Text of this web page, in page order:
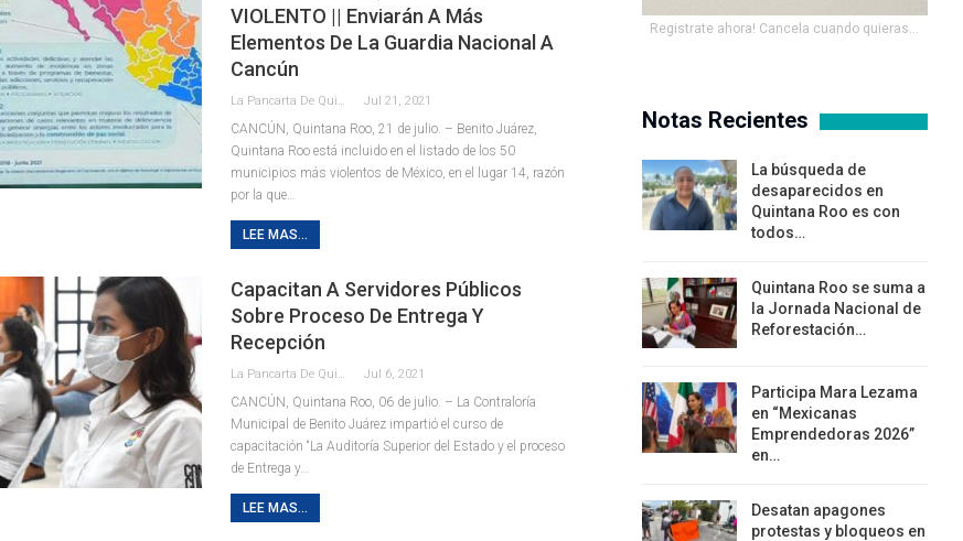
VIOLENTO || Enviarán A Más
Elementos De La Guardia Nacional A
Cancún
Jul 21, 2021
CANCÚN, Quintana Roo, 21 de julio. – Benito Juárez,
Quintana Roo está incluido en el listado de los 50
municipios más violentos de México, en el lugar 14, razón
por la que
LEE MAS...
Capacitan A Servidores Públicos
Sobre Proceso De Entrega Y
Recepción
Jul 6, 2021
CANCÚN, Quintana Roo, 06 de julio. – La Contraloría
Municipal de Benito Juárez impartió el curso de
capacitación “La Auditoría Superior del Estado y el proceso
de Entrega y…
LEE MAS...
Registrate ahora! Cancela cuando quieras...
Notas Recientes
La búsqueda de
desaparecidos en
Quintana Roo es con
todos…
Quintana Roo se suma a
la Jornada Nacional de
Reforestación…
Participa Mara Lezama
en “Mexicanas
Emprendedoras 2026”
en…
Desatan apagones
protestas y bloqueos en